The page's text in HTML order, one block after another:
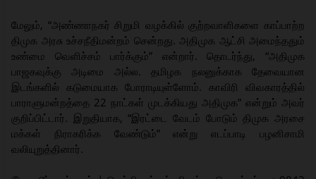
மேலும், “அண்ணாநகர் சிறுமி வழக்கில் குற்றவாளிகளை காப்பாற்ற
திமுக அரசு உச்சநீதிமன்றம் சென்றது. அதிமுக ஆட்சி அமைந்ததும்
உண்மை வெளிச்சம் பார்க்கும்” என்றார். தொடர்ந்து, “அதிமுக
பாஜகவுக்கு அடிமை அல்ல. தமிழக நலனுக்காக தேவையான
இடங்களில் கடுமையாக போராடியுள்ளோம். காவிரி விவகாரத்தில்
பாராளுமன்றத்தை 22 நாட்கள் முடக்கியது அதிமுக” என்றும் அவர்
குறிப்பிட்டார். இறுதியாக, “இரட்டை வேடம் போடும் திமுக அரசை
மக்கள் நிராகரிக்க வேண்டும்” என்று எடப்பாடி பழனிசாமி
வலியுறுத்தினார்.